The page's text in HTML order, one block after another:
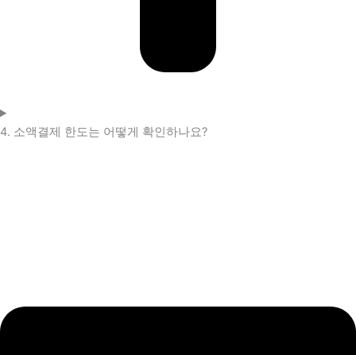
4. 소액결제 한도는 어떻게 확인하나요?